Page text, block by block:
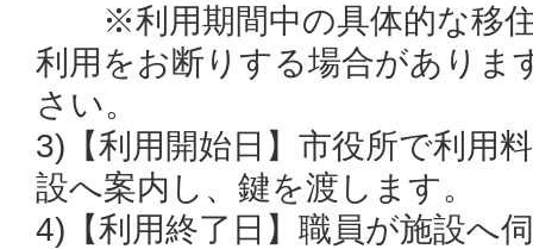
※利用期間中の具体的な移
利用をお断りする場合がありま
さい。
3)【利用開始日 】市役所で利用
設へ案内し、鍵を渡します。
4)【利用終了日 】職員が施設へ